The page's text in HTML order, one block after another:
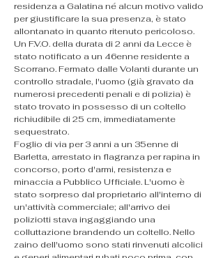
residenza a Galatina né alcun motivo valido
per giustificare la sua presenza, è stato
allontanato in quanto ritenuto pericoloso.
​Un F.V.O. della durata di 2 anni da Lecce è
stato notificato a un 46enne residente a
Scorrano. Fermato dalle Volanti durante un
controllo stradale, l'uomo (già gravato da
numerosi precedenti penali e di polizia) è
stato trovato in possesso di un coltello
richiudibile di 25 cm, immediatamente
sequestrato.
​Foglio di via per 3 anni a un 35enne di
Barletta, arrestato in flagranza per rapina in
concorso, porto d'armi, resistenza e
minaccia a Pubblico Ufficiale. L'uomo è
stato sorpreso dal proprietario all'interno di
un'attività commerciale; all'arrivo dei
poliziotti stava ingaggiando una
colluttazione brandendo un coltello. Nello
zaino dell'uomo sono stati rinvenuti alcolici